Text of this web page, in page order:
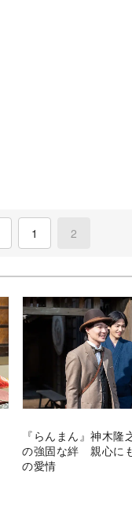
1 2
『らんまん』神木隆
の強固な絆 親心に
の愛情